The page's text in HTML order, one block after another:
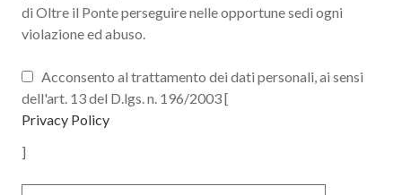
di Oltre il Ponte perseguire nelle opportune sedi ogni
violazione ed abuso.
Acconsento al trattamento dei dati personali, ai sensi
dell'art. 13 del D.lgs. n. 196/2003 [
Privacy Policy
]